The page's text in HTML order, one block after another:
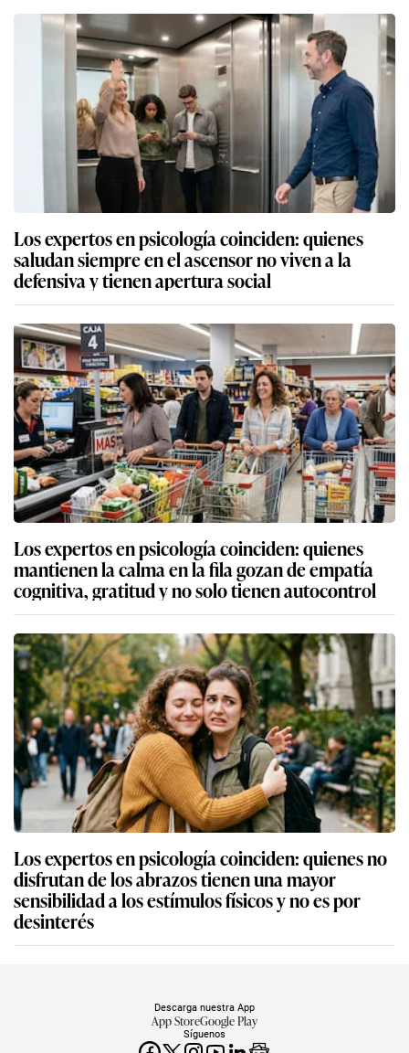
Los expertos en psicología coinciden: quienes
saludan siempre en el ascensor no viven a la
defensiva y tienen apertura social
Los expertos en psicología coinciden: quienes
mantienen la calma en la fila gozan de empatía
cognitiva, gratitud y no solo tienen autocontrol
Los expertos en psicología coinciden: quienes no
disfrutan de los abrazos tienen una mayor
sensibilidad a los estímulos físicos y no es por
desinterés
Síguenos
Descarga nuestra App
App StoreGoogle Play